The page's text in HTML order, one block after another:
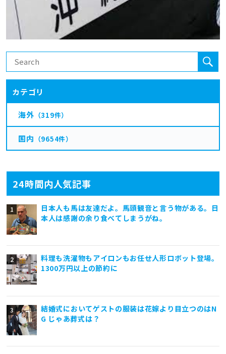
24時間内人気記事
日本人も馬は友達だよ。馬頭観音と言う物がある。日
本人は感謝の余り食べてしまうがね。
料理も洗濯物もアイロンもお任せ人形ロボット登場。
1300万円以上の節約に
結婚式においてゲストの服装は花嫁より目立つのはN
G じゃあ葬式は？
カテゴリ
海外 （319件）
国内 （9654件）